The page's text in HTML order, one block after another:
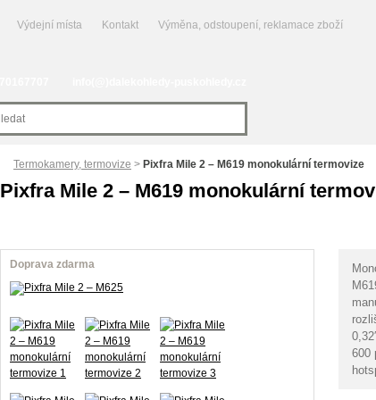
Výdejní místa Kontakt Výměna, odstoupení, reklamace zboží
Termokamery, termovize > Pixfra Mile 2 – M619 monokulární termovize
Pixfra Mile 2 – M619 monokulární
Doprava zdarma
600